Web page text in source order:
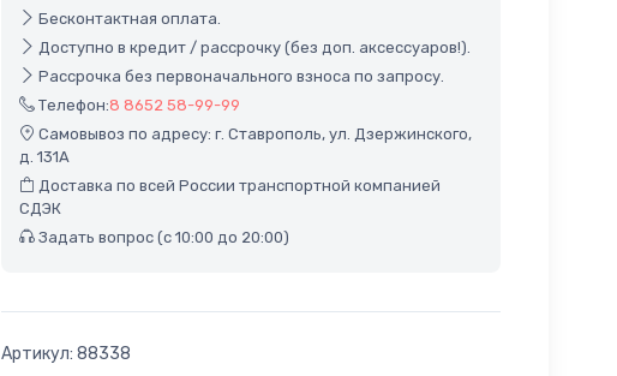
Бесконтактная оплата.
Доступно в кредит / рассрочку (без доп. аксессуаров!).
Рассрочка без первоначального взноса по запросу.
Телефон:8 8652 58-99-99
Самовывоз по адресу: г. Ставрополь, ул. Дзержинского,
д. 131А
Доставка по всей России транспортной компанией
СДЭК
Задать вопрос (с 10:00 до 20:00)
Артикул: 88338